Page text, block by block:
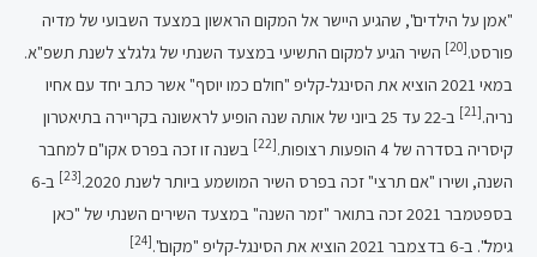
"אמן על הילדים", שהגיע היישר אל המקום הראשון במצעד השבועי של מדיה
פורסט.[20]
השיר הגיע למקום התשיעי במצעד השנתי של גלגלצ לשנת תשפ"א.
במאי 2021 הוציא את הסינגל-קליפ "חולם כמו יוסף" אשר כתב יחד עם אחיו
נריה.[21]
ב-22 עד 25 ביוני של אותה שנה הופיע לראשונה בקריירה בתיאטרון
קיסריה בסדרה של 4 הופעות רצופות.
[22]
בשנה זו זכה בפרס אקו"ם למחבר
השנה, ושירו "אם תרצי" זכה בפרס השיר המושמע ביותר לשנת 2020.
[23]
ב-6
בספטמבר 2021 זכה בתואר "זמר השנה" במצעד השירים השנתי של "כאן
גימל". ב-6 בדצמבר 2021 הוציא את הסינגל-קליפ "מקום".
[24]